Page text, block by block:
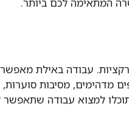
עבודה באילת
מדהימים, מסיבות סוערות,
תוכלו למצוא עבודה